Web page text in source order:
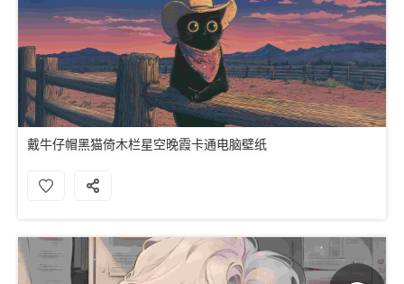
戴牛仔帽黑猫倚木栏星空晚霞卡通电脑壁纸